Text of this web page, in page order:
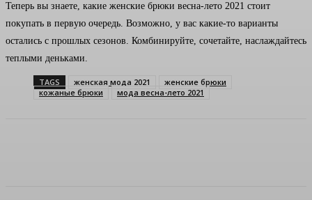
Теперь вы знаете, какие женские брюки весна-лето 2021 стоит
покупать в первую очередь. Возможно, у вас какие-то варианты
остались с прошлых сезонов. Комбинируйте, сочетайте, наслаждайтесь
теплыми деньками.
TAGS женская мода 2021
женские брюки
кожаные брюки
мода весна-лето 2021